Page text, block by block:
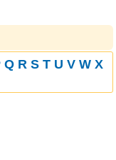
Q R S T U V W X